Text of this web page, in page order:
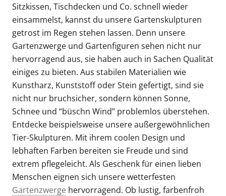
Sitzkissen, Tischdecken und Co. schnell wieder
einsammelst, kannst du unsere Gartenskulpturen
getrost im Regen stehen lassen. Denn unsere
Gartenzwerge und Gartenfiguren sehen nicht nur
hervorragend aus, sie haben auch in Sachen Qualität
einiges zu bieten. Aus stabilen Materialien wie
Kunstharz, Kunststoff oder Stein gefertigt, sind sie
nicht nur bruchsicher, sondern können Sonne,
Schnee und “büschn Wind” problemlos überstehen.
Entdecke beispielsweise unsere außergewöhnlichen
Tier-Skulpturen. Mit ihrem coolen Design und
lebhaften Farben bereiten sie Freude und sind
extrem pflegeleicht. Als Geschenk für einen lieben
Menschen eignen sich unsere wetterfesten
Gartenzwerge hervorragend. Ob lustig, farbenfroh